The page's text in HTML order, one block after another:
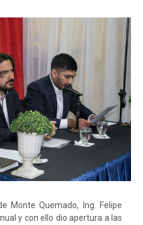
Monte Quemado, Ing. Felipe
y con ello dio apertura a las